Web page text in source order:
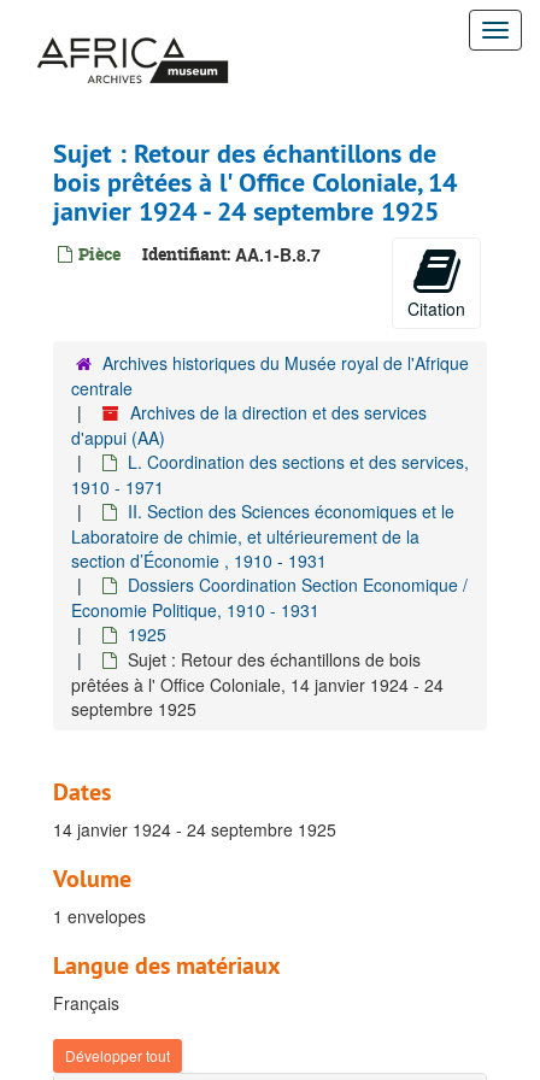
contenu
Sujet : Retour des échantillons de
bois prêtées à l' Office Coloniale, 14
janvier 1924 - 24 septembre 1925
Pièce Identifiant: AA.1-B.8.7
Citation
Archives historiques du Musée royal de l'Afrique
centrale
Archives de la direction et des services
d'appui (AA)
L. Coordination des sections et des services,
1910 - 1971
II. Section des Sciences économiques et le
Laboratoire de chimie, et ultérieurement de la
section d’Économie , 1910 - 1931
Dossiers Coordination Section Economique /
Economie Politique, 1910 - 1931
1925
Sujet : Retour des échantillons de bois
prêtées à l' Office Coloniale, 14 janvier 1924 - 24
septembre 1925
Dates
14 janvier 1924 - 24 septembre 1925
Volume
1 envelopes
Langue des matériaux
Français
Développer tout
Archives de la direction et des services d'appui
A. Gestion administrative-juridique, 1895-1960
B. Gestion financière, 1924-1928
C. Gestion financière du patrimoine, 1908-1909
D. Gestion matérielle, surveillance et sécurite, 1896-1930
E. Coordination initiatives de collaboration, 1963-1989
F. Gestion du personnel
G. Gestion ICT
H. Coördination Stratégique
K. Coordination de la recherche scientifique, 1903-1932
L. Coordination des sections et des services, 1910-1971
I. Section Ethnographique, 1910-1931
II. Section des Sciences économiques et le Laboratoire de chimie, et ultérieurement de la section d’Économie, 1910-1931
1910
1912-1913